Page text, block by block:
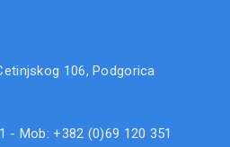
106, Podgorica
- Mob: +382 (0)69 120 351